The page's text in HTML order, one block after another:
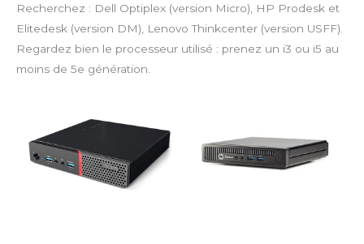
Recherchez : Dell Optiplex (version Micro), HP Prodesk et
Elitedesk (version DM), Lenovo Thinkcenter (version USFF).
Regardez bien le processeur utilisé : prenez un i3 ou i5 au
moins de 5e génération.